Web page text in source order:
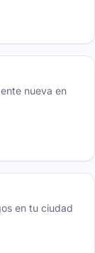
nueva en
en tu ciudad